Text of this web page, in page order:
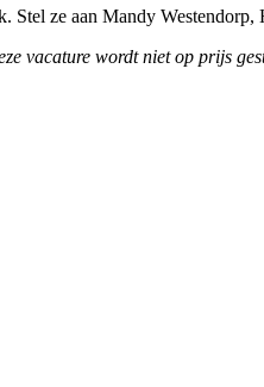
Stel ze aan Mandy
vacature wordt niet op prijs